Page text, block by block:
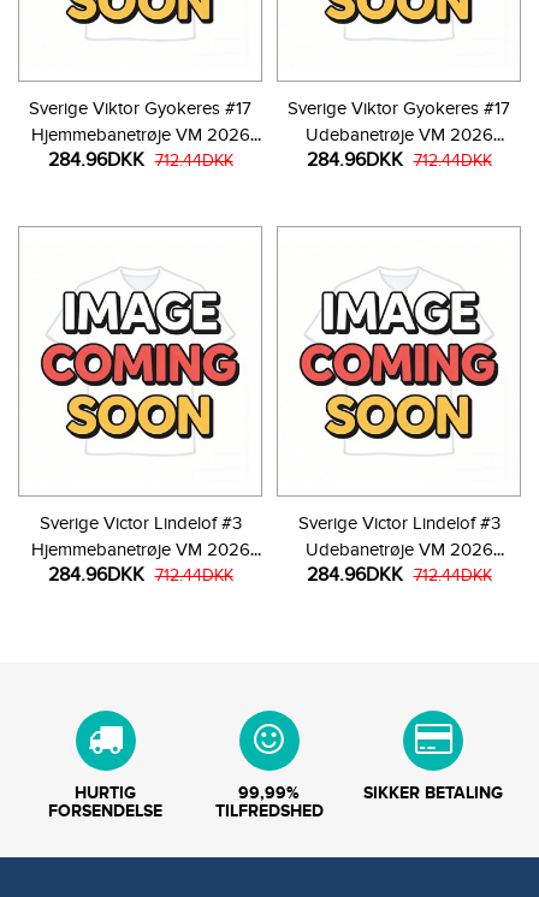
Sverige Viktor Gyokeres #17
Hjemmebanetrøje VM 2026
Kortærmet
284.96DKK 712.44DKK
Sverige Viktor Gyokeres #17
Udebanetrøje VM 2026
Kortærmet
284.96DKK 712.44DKK
Sverige Victor Lindelof #3
Hjemmebanetrøje VM 2026
Kortærmet
284.96DKK 712.44DKK
Sverige Victor Lindelof #3
Udebanetrøje VM 2026
Kortærmet
284.96DKK 712.44DKK
HURTIG
FORSENDELSE
99,99%
TILFREDSHED
SIKKER BETALING